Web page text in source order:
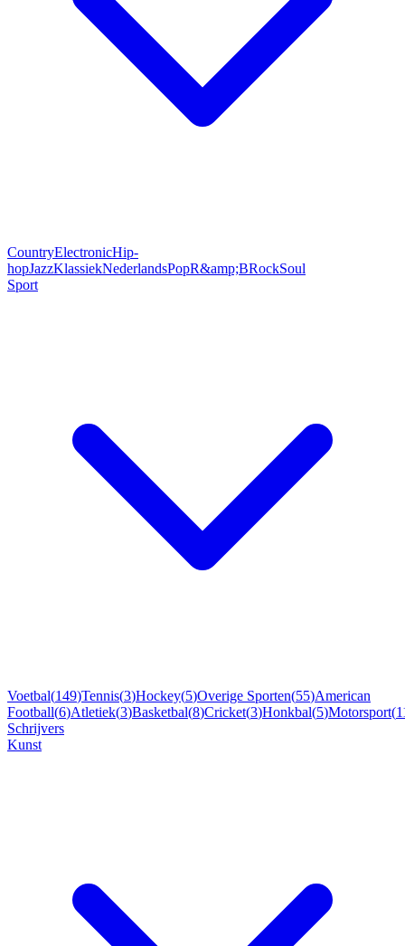
CountryElectronicHip-
hopJazzKlassiekNederlandsPopR&amp;BRockSoul
Sport
Voetbal(149)Tennis(3)Hockey(5)Overige Sporten(55)American
Football(6)Atletiek(3)Basketbal(8)Cricket(3)Honkbal(5)Motorsport(
Schrijvers
Kunst